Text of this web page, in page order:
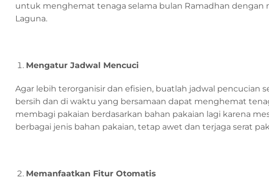
untuk menghemat tenaga selama bulan Ramadhan
Laguna.
Mengatur Jadwal Mencuci
Agar lebih terorganisir dan efisien, buatlah jadwal pencucian
bersih dan di waktu yang bersamaan dapat menghemat
membagi pakaian berdasarkan bahan pakaian lagi karena
berbagai jenis bahan pakaian, tetap awet dan terjaga serat
Memanfaatkan Fitur Otomatis